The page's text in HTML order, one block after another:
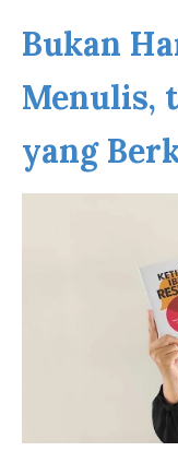
Bukan
Menulis,
yang